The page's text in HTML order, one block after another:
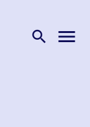
search menu